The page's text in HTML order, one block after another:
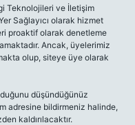
Teknolojileri ve İletişim
Sağlayıcı olarak hizmet
proaktif olarak denetleme
Ancak, üyelerimiz
olup, siteye üye olarak
düşündüğünüz
adresine bildirmeniz halinde,
kaldırılacaktır.